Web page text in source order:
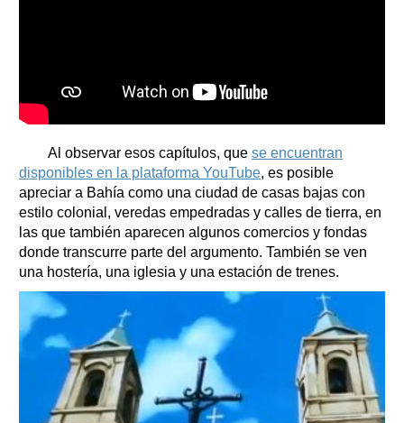
Al observar esos capítulos, que se encuentran
disponibles en la plataforma YouTube, es posible
apreciar a Bahía como una ciudad de casas bajas con
estilo colonial, veredas empedradas y calles de tierra, en
las que también aparecen algunos comercios y fondas
donde transcurre parte del argumento. También se ven
una hostería, una iglesia y una estación de trenes.